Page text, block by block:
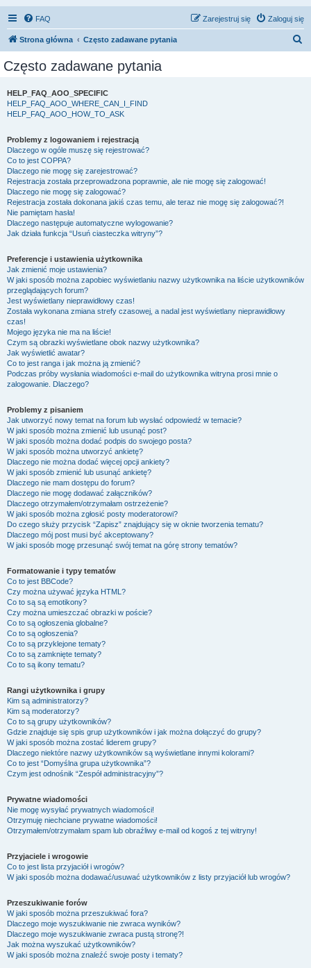
FAQ Zaloguj się
Zarejestruj się
Strona główna Często zadawane pytania
Często zadawane pytania
HELP_FAQ_AOO_SPECIFIC
HELP_FAQ_AOO_WHERE_CAN_I_FIND
HELP_FAQ_AOO_HOW_TO_ASK
Problemy z logowaniem i rejestracją
Dlaczego w ogóle muszę się rejestrować?
Co to jest COPPA?
Dlaczego nie mogę się zarejestrować?
Rejestracja została przeprowadzona poprawnie, ale nie mogę się zalogować!
Dlaczego nie mogę się zalogować?
Rejestracja została dokonana jakiś czas temu, ale teraz nie mogę się zalogować?!
Nie pamiętam hasła!
Dlaczego następuje automatyczne wylogowanie?
Jak działa funkcja “Usuń ciasteczka witryny”?
Preferencje i ustawienia użytkownika
Jak zmienić moje ustawienia?
W jaki sposób można zapobiec wyświetlaniu nazwy użytkownika na liście użytkowników
przeglądających forum?
Jest wyświetlany nieprawidłowy czas!
Została wykonana zmiana strefy czasowej, a nadal jest wyświetlany nieprawidłowy
czas!
Mojego języka nie ma na liście!
Czym są obrazki wyświetlane obok nazwy użytkownika?
Jak wyświetlić awatar?
Co to jest ranga i jak można ją zmienić?
Podczas próby wysłania wiadomości e-mail do użytkownika witryna prosi mnie o
zalogowanie. Dlaczego?
Problemy z pisaniem
Jak utworzyć nowy temat na forum lub wysłać odpowiedź w temacie?
W jaki sposób można zmienić lub usunąć post?
W jaki sposób można dodać podpis do swojego posta?
W jaki sposób można utworzyć ankietę?
Dlaczego nie można dodać więcej opcji ankiety?
W jaki sposób zmienić lub usunąć ankietę?
Dlaczego nie mam dostępu do forum?
Dlaczego nie mogę dodawać załączników?
Dlaczego otrzymałem/otrzymałam ostrzeżenie?
W jaki sposób można zgłosić posty moderatorowi?
Do czego służy przycisk “Zapisz” znajdujący się w oknie tworzenia tematu?
Dlaczego mój post musi być akceptowany?
W jaki sposób mogę przesunąć swój temat na górę strony tematów?
Formatowanie i typy tematów
Co to jest BBCode?
Czy można używać języka HTML?
Co to są są emotikony?
Czy można umieszczać obrazki w poście?
Co to są ogłoszenia globalne?
Co to są ogłoszenia?
Co to są przyklejone tematy?
Co to są zamknięte tematy?
Co to są ikony tematu?
Rangi użytkownika i grupy
Kim są administratorzy?
Kim są moderatorzy?
Co to są grupy użytkowników?
Gdzie znajduje się spis grup użytkowników i jak można dołączyć do grupy?
W jaki sposób można zostać liderem grupy?
Dlaczego niektóre nazwy użytkowników są wyświetlane innymi kolorami?
Co to jest “Domyślna grupa użytkownika”?
Czym jest odnośnik “Zespół administracyjny”?
Prywatne wiadomości
Nie mogę wysyłać prywatnych wiadomości!
Otrzymuję niechciane prywatne wiadomości!
Otrzymałem/otrzymałam spam lub obraźliwy e-mail od kogoś z tej witryny!
Przyjaciele i wrogowie
Co to jest lista przyjaciół i wrogów?
W jaki sposób można dodawać/usuwać użytkowników z listy przyjaciół lub wrogów?
Przeszukiwanie forów
W jaki sposób można przeszukiwać fora?
Dlaczego moje wyszukiwanie nie zwraca wyników?
Dlaczego moje wyszukiwanie zwraca pustą stronę?!
Jak można wyszukać użytkowników?
W jaki sposób można znaleźć swoje posty i tematy?